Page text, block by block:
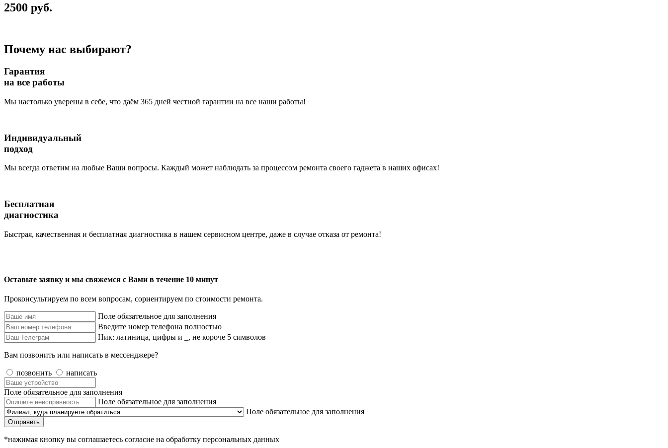
2500 руб.
Почему нас выбирают?
Гарантия
на все работы
Мы настолько уверены в себе, что даём 365 дней честной гарантии на все наши работы!
Индивидуальный
подход
Мы всегда ответим на любые Ваши вопросы. Каждый может наблюдать за процессом ремонта своего гаджета в наших офисах!
Бесплатная
диагностика
Быстрая, качественная и бесплатная диагностика в нашем сервисном центре, даже в случае отказа от ремонта!
Оставьте заявку и мы свяжемся с Вами в течение 10 минут
Проконсультируем по всем вопросам, сориентируем по стоимости ремонта.
Поле обязательное для заполнения
Введите номер телефона полностью
Ник: латиница, цифры и _, не короче 5 символов
Вам позвонить или написать в мессенджере?
позвонить написать
Поле обязательное для заполнения
Поле обязательное для заполнения
Поле обязательное для заполнения
Отправить
*нажимая кнопку вы соглашаетесь согласие на обработку персональных данных